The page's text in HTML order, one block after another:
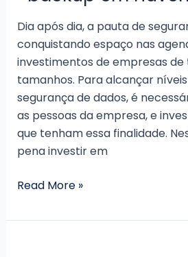
Dia após dia, a pauta de
conquistando espaço nas
investimentos de empresas de
tamanhos. Para alcançar
segurança de dados, é
as pessoas da empresa, e
que tenham essa finalidade.
pena investir em
Vale
pena
Read More »